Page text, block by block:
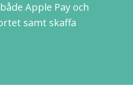
Apple Pay och
samt skaffa